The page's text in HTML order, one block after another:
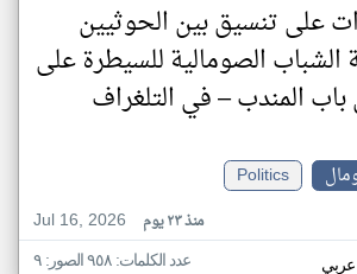
على تنسيق بين الحوثيين
الصومالية للسيطرة على
المندب – في التلغراف
Politics
Jul 16, 2026
منذ ٢٣ يوم
عدد الكلمات: ٩٥٨ الصور: ٩